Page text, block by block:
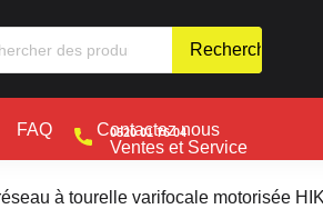
0520 01 76 04
Ventes et Service
FAQ Contactez nous
à tourelle varifocale motorisée